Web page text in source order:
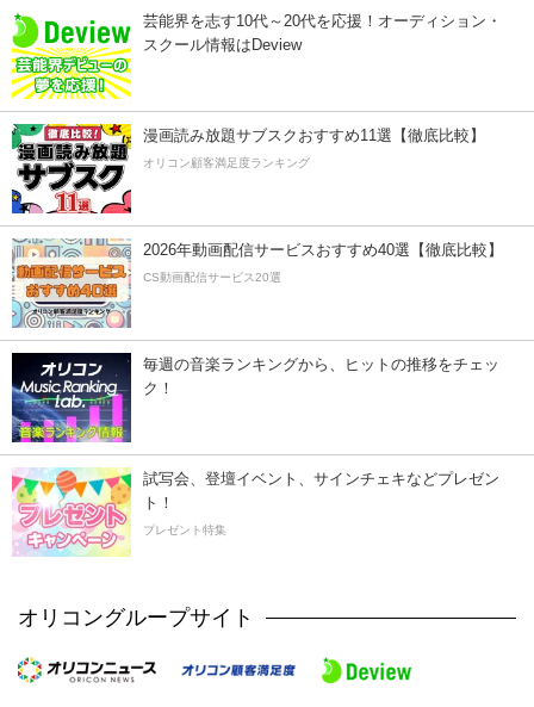
芸能界を志す10代～20代を応援！オーディション・
スクール情報はDeview
漫画読み放題サブスクおすすめ11選【徹底比較】
オリコン顧客満足度ランキング
2026年動画配信サービスおすすめ40選【徹底比較】
CS動画配信サービス20選
毎週の音楽ランキングから、ヒットの推移をチェッ
ク！
試写会、登壇イベント、サインチェキなどプレゼン
ト！
プレゼント特集
オリコングループサイト